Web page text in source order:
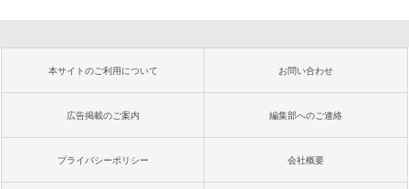
本サイトのご利用について お問い合わせ
広告掲載のご案内 編集部へのご連絡
プライバシーポリシー 会社概要